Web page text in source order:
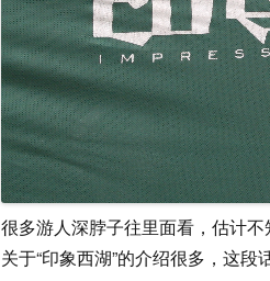
很多游人深脖子往里面看，估计
关于“印象西湖”的介绍很多，这段